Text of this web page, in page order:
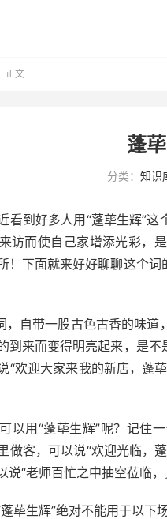
正文
蓬
分类： 知识
看到好多人用“蓬荜生辉”
访而使自己家增添光彩，
！下面就来好好聊聊这个
，自带一股古色古香的味
到来而变得明亮起来，是
“欢迎大家来我的新店，蓬
以用“蓬荜生辉”呢？记住
做客，可以说“欢迎光临，
说“老师百忙之中抽空莅临
荜生辉”绝对不能用于以下场